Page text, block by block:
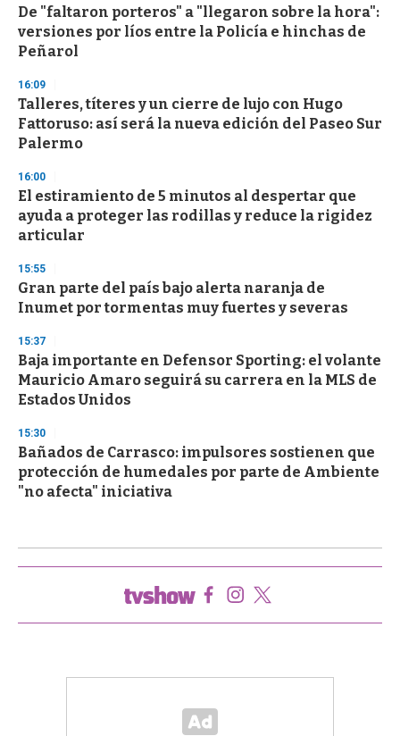
De "faltaron porteros" a "llegaron sobre la hora":
versiones por líos entre la Policía e hinchas de
Peñarol
16:09
Talleres, títeres y un cierre de lujo con Hugo
Fattoruso: así será la nueva edición del Paseo Sur
Palermo
16:00
El estiramiento de 5 minutos al despertar que
ayuda a proteger las rodillas y reduce la rigidez
articular
15:55
Gran parte del país bajo alerta naranja de
Inumet por tormentas muy fuertes y severas
15:37
Baja importante en Defensor Sporting: el volante
Mauricio Amaro seguirá su carrera en la MLS de
Estados Unidos
15:30
Bañados de Carrasco: impulsores sostienen que
protección de humedales por parte de Ambiente
"no afecta" iniciativa